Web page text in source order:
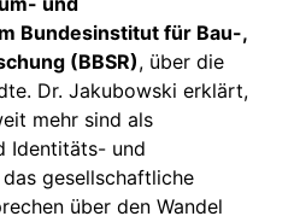
Bundesinstitut für Bau-,
(BBSR), über die
Dr. Jakubowski erklärt,
mehr sind als
Identitäts- und
gesellschaftliche
über den Wandel